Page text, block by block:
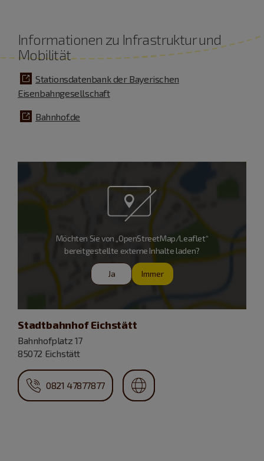
Informationen zu Infrastruktur und
Mobilität
Stationsdatenbank der Bayerischen
Eisenbahngesellschaft
Bahnhof.de
Möchten Sie von „OpenStreetMap/Leaflet“
bereitgestellte externe Inhalte laden?
Ja Immer
Stadtbahnhof Eichstätt
Bahnhofplatz 17
85072 Eichstätt
0821 47877877